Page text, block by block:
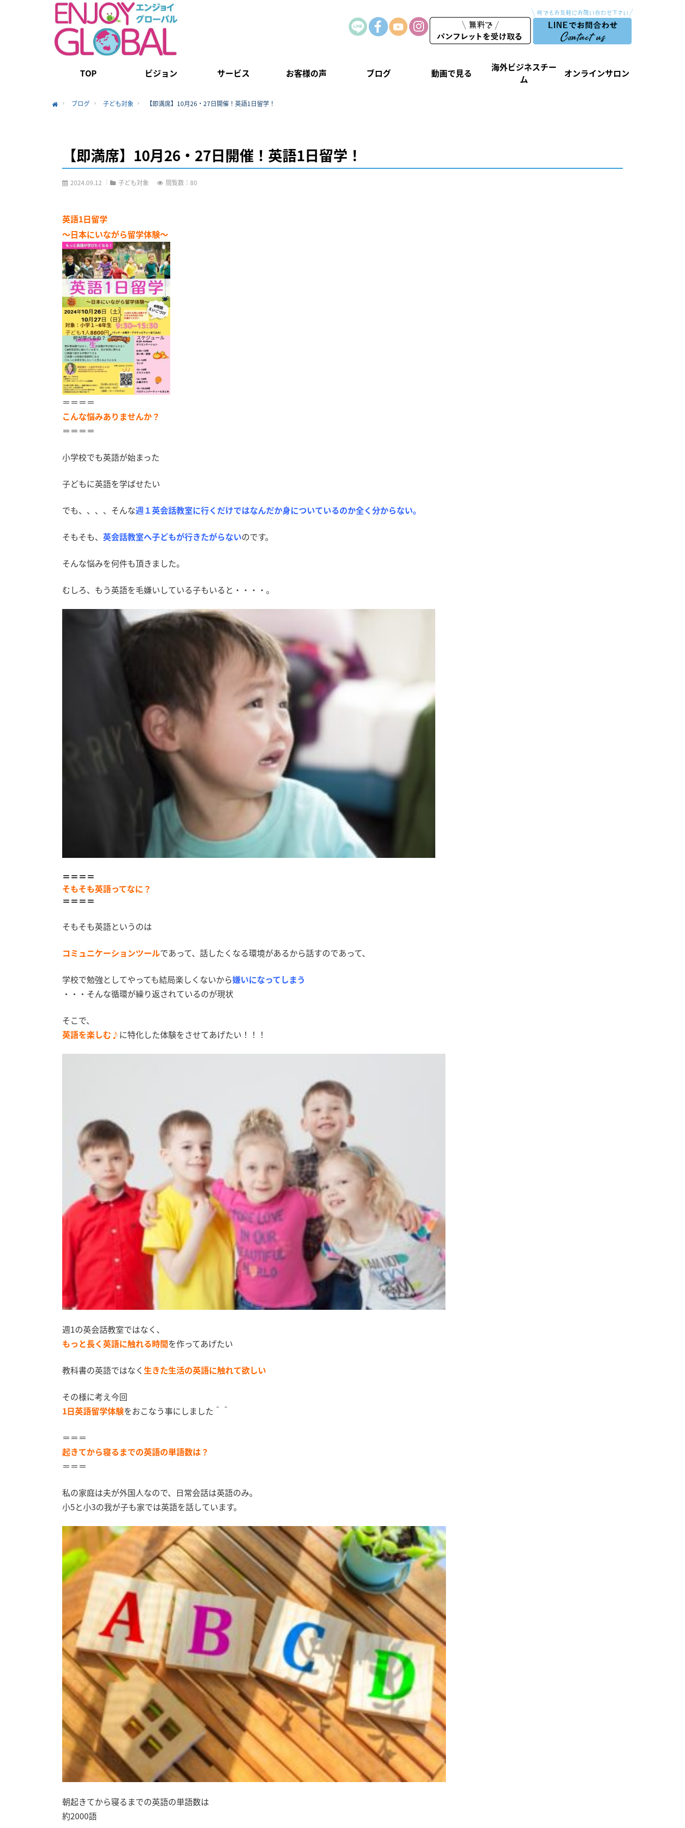
TOP ビジョン サービス お客様の声 ブログ 動画で見る
海外ビジネスチー
ム
オンラインサロン
ブログ 子ども対象 【即満席】10月26・27日開催！英語1日留学！
【即満席】10月26・27日開催！英語1日留学！
2024.09.12 子ども対象 閲覧数：80
英語1日留学
～日本にいながら留学体験～
＝＝＝＝
こんな悩みありませんか？
＝＝＝＝
小学校でも英語が始まった
子どもに英語を学ばせたい
でも、、、、そんな週１英会話教室に行くだけではなんだか身についているのか全く分からない。
そもそも、 英会話教室へ子どもが行きたがらないのです。
そんな悩みを何件も頂きました。
むしろ、もう英語を毛嫌いしている子もいると・・・・。
＝＝＝＝
そもそも英語ってなに？
＝＝＝＝
そもそも英語というのは
コミュニケーションツールであって、話したくなる環境があるから話すのであって、
学校で勉強としてやっても結局楽しくないから嫌いになってしまう
・・・そんな循環が繰り返されているのが現状
そこで、
英語を楽しむ♪ に特化した体験をさせてあげたい！！！
週1の英会話教室ではなく、
もっと長く英語に触れる時間を作ってあげたい
教科書の英語ではなく 生きた生活の英語に触れて欲しい
その様に考え今回
1日英語留学体験をおこなう事にしました＾＾
＝＝＝
起きてから寝るまでの英語の単語数は？
＝＝＝
私の家庭は夫が外国人なので、日常会話は英語のみ。
小5と小3の我が子も家では英語を話しています。
朝起きてから寝るまでの英語の単語数は
約2000語